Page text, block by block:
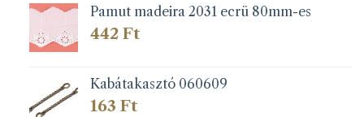
Pamut madeira 2031 ecrü 80mm-es
442 Ft
Kabátakasztó 060609
163 Ft